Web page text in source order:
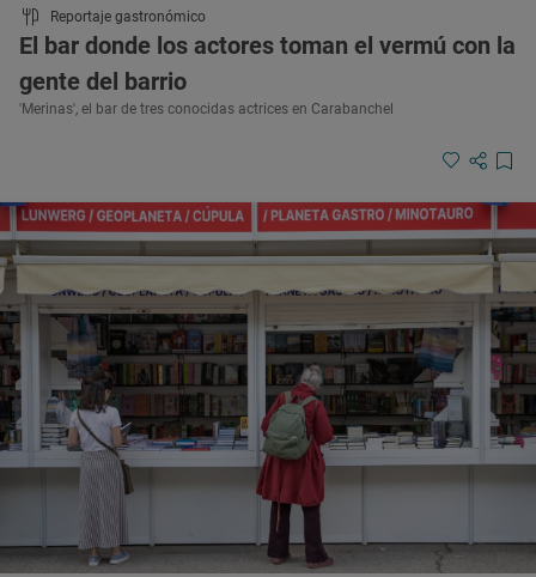
Reportaje gastronómico
El bar donde los actores toman el vermú con la
gente del barrio
'Merinas', el bar de tres conocidas actrices en Carabanchel